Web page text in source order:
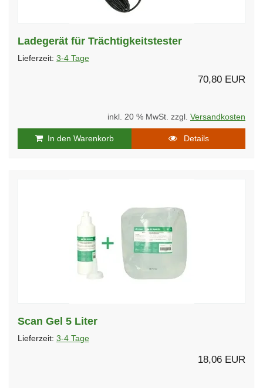
Ladegerät für Trächtigkeitstester
Lieferzeit: 3-4 Tage
70,80 EUR
inkl. 20 % MwSt. zzgl. Versandkosten
In den Warenkorb Details
Scan Gel 5 Liter
Lieferzeit: 3-4 Tage
18,06 EUR